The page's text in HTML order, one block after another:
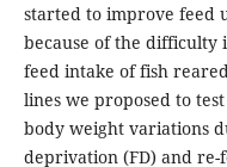
started to improve feed
because of the
feed intake of fish
lines we proposed to
body weight variations
deprivation (FD) and re-